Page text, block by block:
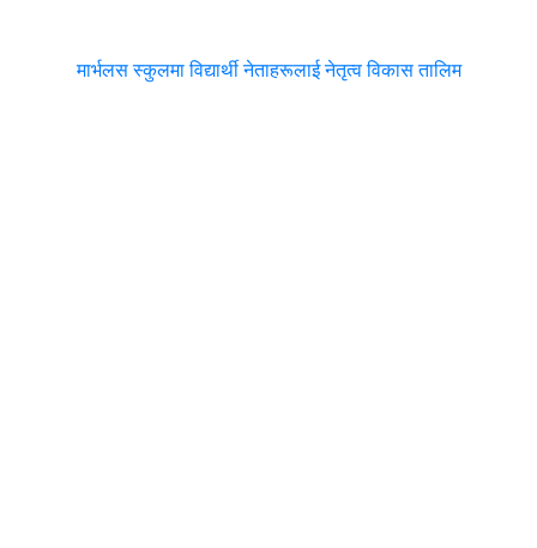
मार्भलस स्कुलमा विद्यार्थी नेताहरूलाई नेतृत्व विकास तालिम